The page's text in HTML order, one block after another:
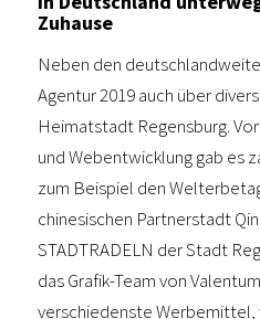
Zuhause
Neben den
Agentur 2019 auch über
Heimatstadt Regensburg.
und Webentwicklung gab es
zum Beispiel den
chinesischen Partnerstadt
STADTRADELN der Stadt
das Grafik-Team von
verschiedenste Werbemittel,